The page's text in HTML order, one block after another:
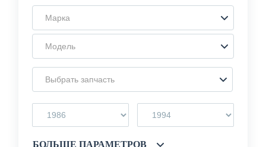
Марка
Модель
Выбрать запчасть
БОЛЬШЕ ПАРАМЕТРОВ